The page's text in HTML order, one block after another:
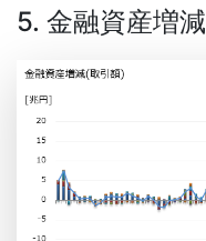
5. 金融資産増減